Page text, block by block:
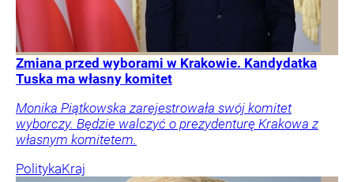
Zmiana przed wyborami w Krakowie. Kandydatka
Tuska ma własny komitet
Monika Piątkowska zarejestrowała swój komitet
wyborczy. Będzie walczyć o prezydenturę Krakowa z
własnym komitetem.
PolitykaKraj